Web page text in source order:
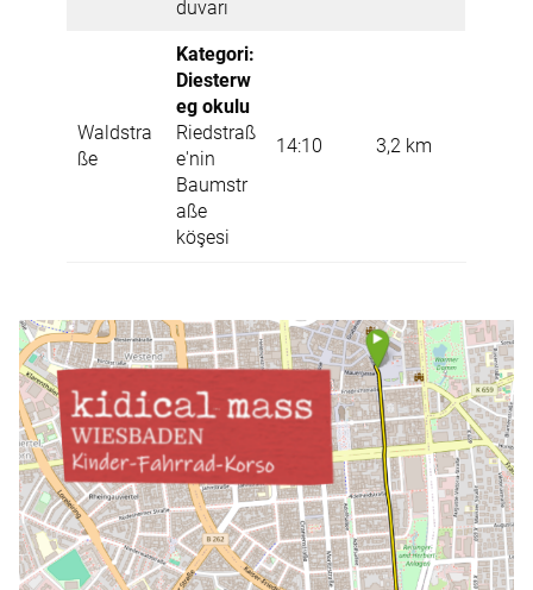
duvarı
Waldstra
ße
Kategori:
Diesterw
eg okulu
Riedstraß
e'nin
Baumstr
aße
köşesi
14:10 3,2 km